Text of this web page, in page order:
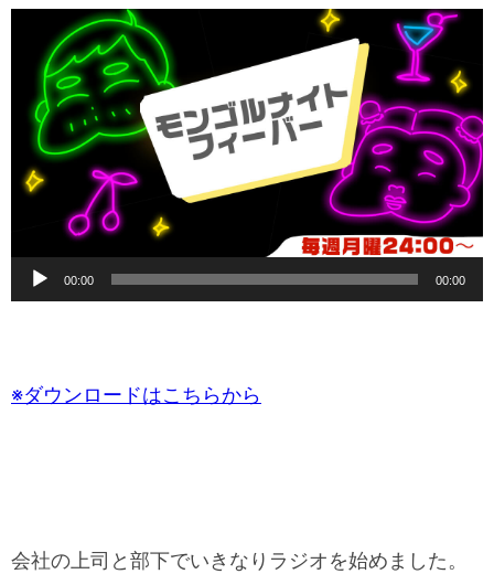
声
ー
00:00 00:00
※ダウンロードはこちらから
会社の上司と部下でいきなりラジオを始めました。